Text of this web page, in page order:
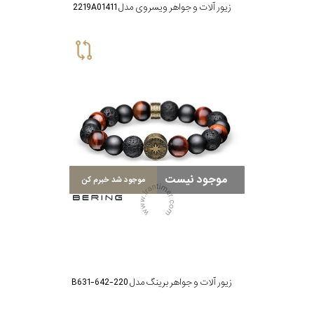
زیور آلات و جواهر ویسروی مدل 2219A01411
موجود نیست موجود شد خبرم کن
زیور آلات و جواهر برینگ مدل B631-642-220